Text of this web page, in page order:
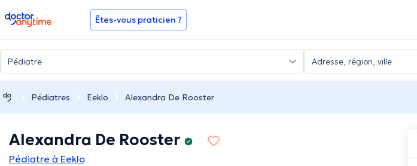
doctoranytime Êtes-vous praticien ?
Pédiatres Eeklo Alexandra De Rooster
Alexandra De Rooster
Pédiatre à Eeklo